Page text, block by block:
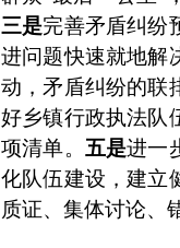
三是完善矛盾纠纷
进问题快速就地解
动，矛盾纠纷的联
好乡镇行政执法队
项清单。 五是进一
化队伍建设，建立
质证、集体讨论、